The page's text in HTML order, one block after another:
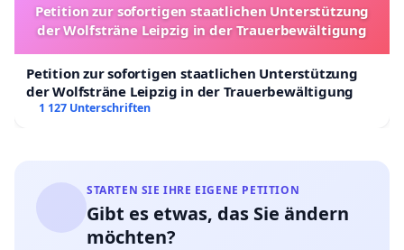
Petition zur sofortigen staatlichen Unterstützung
der Wolfsträne Leipzig in der Trauerbewältigung
Petition zur sofortigen staatlichen Unterstützung
der Wolfsträne Leipzig in der Trauerbewältigung
1 127 Unterschriften
STARTEN SIE IHRE EIGENE PETITION
Gibt es etwas, das Sie ändern
möchten?